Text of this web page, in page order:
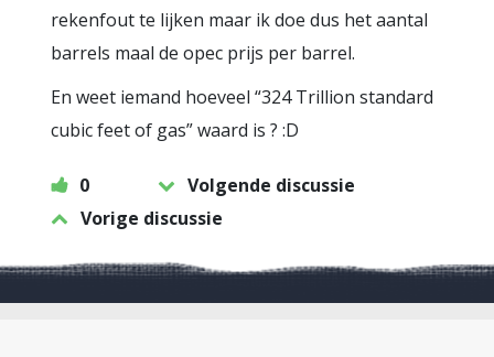
rekenfout te lijken maar ik doe dus het aantal
barrels maal de opec prijs per barrel.
En weet iemand hoeveel “324 Trillion standard
cubic feet of gas” waard is ? :D
0
Volgende discussie
Vorige discussie